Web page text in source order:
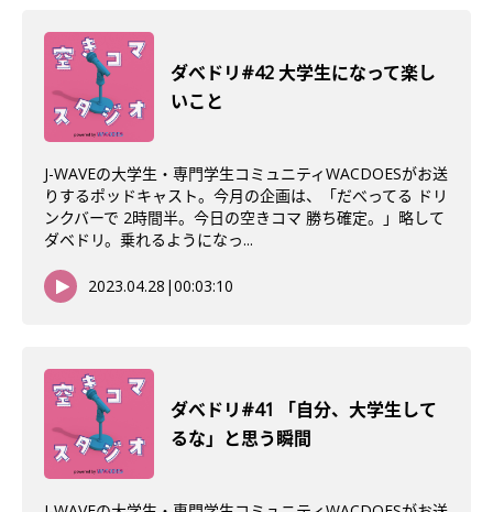
ダべドリ#42 大学生になって楽し
いこと
J-WAVEの大学生・専門学生コミュニティWACDOESがお送
りするポッドキャスト。今月の企画は、「だべってる ドリ
ンクバーで 2時間半。今日の空きコマ 勝ち確定。」略して
ダベドリ。乗れるようになっ...
2023.04.28 |00:03:10
ダべドリ#41 「自分、大学生して
るな」と思う瞬間